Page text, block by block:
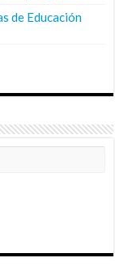
de Educación